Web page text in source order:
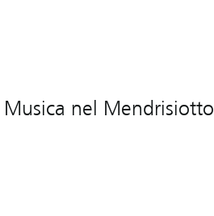
nel Mendrisiotto